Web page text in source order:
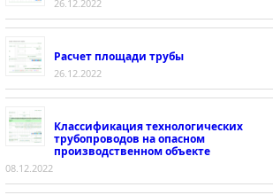
26.12.2022
Расчет площади трубы
26.12.2022
Классификация технологических
трубопроводов на опасном
производственном объекте
08.12.2022